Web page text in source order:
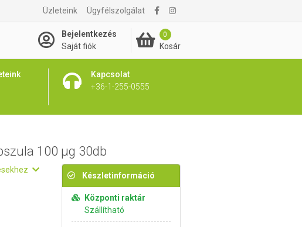
Üzleteink Ügyfélszolgálat
Bejelentkezés
Saját fiók
0
Kosár
Kapcsolat
+36-1-255-0555
2 170 Ft Kosárba rakom
100 µg 30db
Készletinformáció
Központi raktár
Szállítható